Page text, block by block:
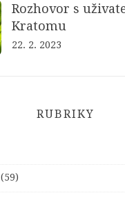
Rozhovor s
Kratomu
22. 2. 2023
RUBRIKY
(59)